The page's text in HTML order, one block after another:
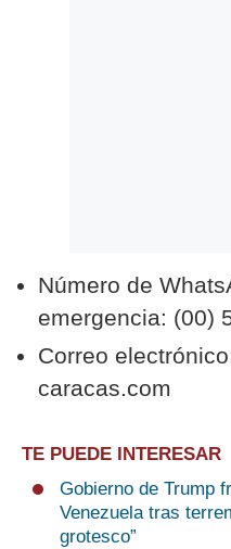
Número de
emergencia: (00)
Correo
caracas.com
TE PUEDE INTERESAR
Gobierno de Trump
Venezuela tras
grotesco”